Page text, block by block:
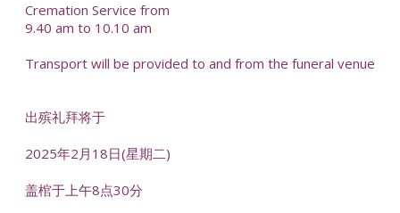
Cremation Service from
9.40 am to 10.10 am
Transport will be provided to and from the funeral venue
出殡礼拜将于
2025年2月18日(星期二)
盖棺于上午8点30分